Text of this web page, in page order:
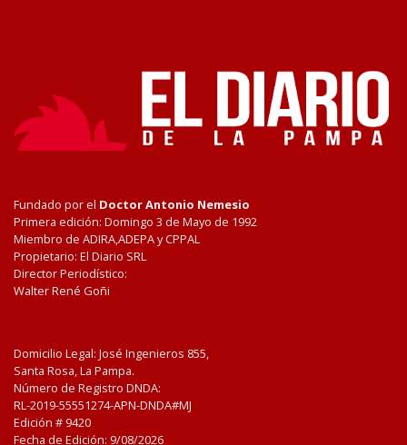
Fundado por el Doctor Antonio Nemesio
Primera edición: Domingo 3 de Mayo de 1992
Miembro de ADIRA,ADEPA y CPPAL
Propietario: El Diario SRL
Director Periodístico:
Walter René Goñi
Domicilio Legal: José Ingenieros 855,
Santa Rosa, La Pampa.
Número de Registro DNDA:
RL-2019-55551274-APN-DNDA#MJ
Edición # 9420
Fecha de Edición: 9/08/2026